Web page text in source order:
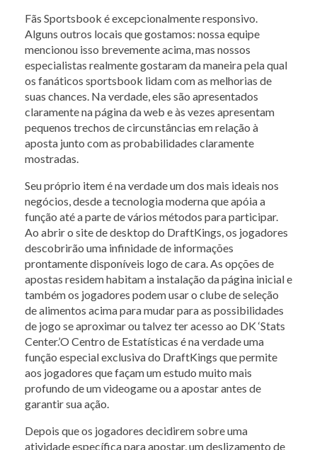
Fãs Sportsbook é excepcionalmente responsivo.
Alguns outros locais que gostamos: nossa equipe
mencionou isso brevemente acima, mas nossos
especialistas realmente gostaram da maneira pela qual
os fanáticos sportsbook lidam com as melhorias de
suas chances. Na verdade, eles são apresentados
claramente na página da web e às vezes apresentam
pequenos trechos de circunstâncias em relação à
aposta junto com as probabilidades claramente
mostradas.
Seu próprio item é na verdade um dos mais ideais nos
negócios, desde a tecnologia moderna que apóia a
função até a parte de vários métodos para participar.
Ao abrir o site de desktop do DraftKings, os jogadores
descobrirão uma infinidade de informações
prontamente disponíveis logo de cara. As opções de
apostas residem habitam a instalação da página inicial e
também os jogadores podem usar o clube de seleção
de alimentos acima para mudar para as possibilidades
de jogo se aproximar ou talvez ter acesso ao DK ‘Stats
Center.’O Centro de Estatísticas é na verdade uma
função especial exclusiva do DraftKings que permite
aos jogadores que façam um estudo muito mais
profundo de um videogame ou a apostar antes de
garantir sua ação.
Depois que os jogadores decidirem sobre uma
atividade específica para apostar, um deslizamento de